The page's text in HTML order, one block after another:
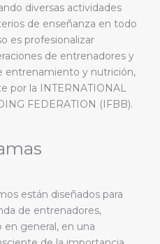
diversas actividades
de enseñanza en todo
es profesionalizar
de entrenadores y
entrenamiento y nutrición,
por la INTERNATIONAL
FEDERATION (IFBB).
están diseñados para
de entrenadores,
general, en una